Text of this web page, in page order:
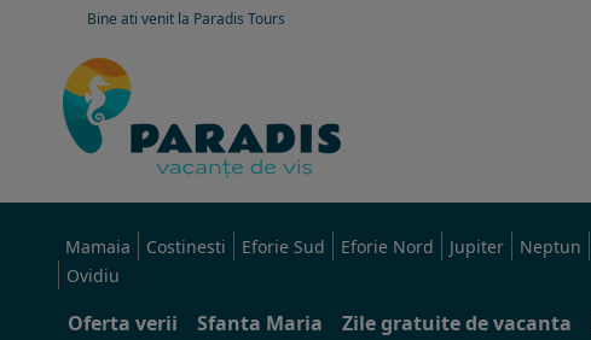
Bine ati venit la Paradis Tours
Mamaia Costinesti Eforie Sud Eforie Nord Jupiter Neptun
Ovidiu
Oferta verii Sfanta Maria Zile gratuite de vacanta